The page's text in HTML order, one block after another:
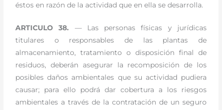
éstos en razón de la actividad que en ella se desarrolla.
ARTICULO 38. — Las personas físicas y jurídicas
titulares o responsables de las plantas de
almacenamiento, tratamiento o disposición final de
residuos, deberán asegurar la recomposición de los
posibles daños ambientales que su actividad pudiera
causar; para ello podrá dar cobertura a los riesgos
ambientales a través de la contratación de un seguro